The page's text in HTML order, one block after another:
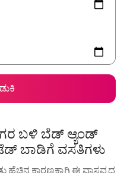
ಬಳಿ ಬೆಡ್ ಆ್ಯಂಡ್
ಬಾಡಿಗೆ ವಸತಿಗಳು
ಹೆಚ್ಚಿನ ಕಾರಣಕ್ಕಾಗಿ ಈ ವಾಸ್ತವ್ಯದ